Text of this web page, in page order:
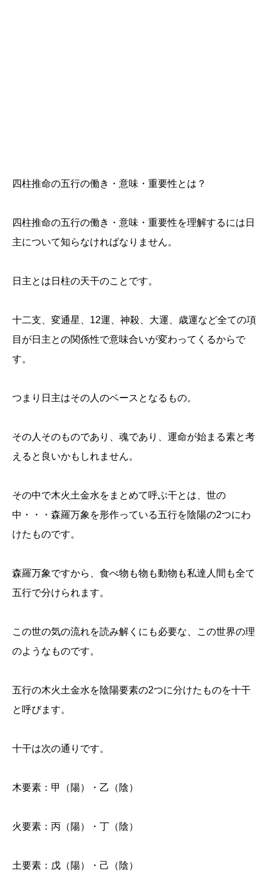
四柱推命の五行の働き・意味・重要性とは？
四柱推命の五行の働き・意味・重要性を理解するには日
主について知らなければなりません。
日主とは日柱の天干のことです。
十二支、変通星、12運、神殺、大運、歳運など全ての項
目が日主との関係性で意味合いが変わってくるからで
す。
つまり日主はその人のベースとなるもの。
その人そのものであり、魂であり、運命が始まる素と考
えると良いかもしれません。
その中で木火土金水をまとめて呼ぶ干とは、世の
中・・・森羅万象を形作っている五行を陰陽の2つにわ
けたものです。
森羅万象ですから、食べ物も物も動物も私達人間も全て
五行で分けられます。
この世の気の流れを読み解くにも必要な、この世界の理
のようなものです。
五行の木火土金水を陰陽要素の2つに分けたものを十干
と呼びます。
十干は次の通りです。
木要素：甲（陽）・乙（陰）
火要素：丙（陽）・丁（陰）
土要素：戊（陽）・己（陰）